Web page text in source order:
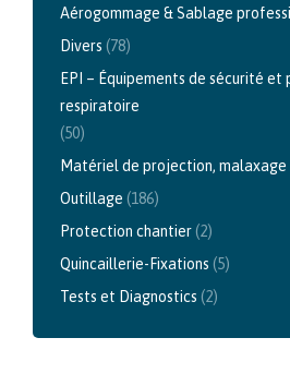
Aérogommage & Sablage
Divers (78)
EPI – Équipements de sécurité
respiratoire
(50)
Matériel de projection, malaxage
Outillage (186)
Protection chantier(2)
Quincaillerie-Fixations (5)
Tests et Diagnostics (2)